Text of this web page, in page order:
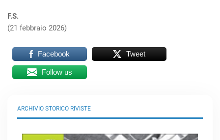
F.S.
(21 febbraio 2026)
Facebook Tweet
Follow us
ARCHIVIO STORICO RIVISTE